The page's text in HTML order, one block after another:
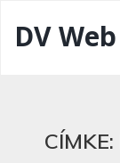
DV Web
CÍMKE: